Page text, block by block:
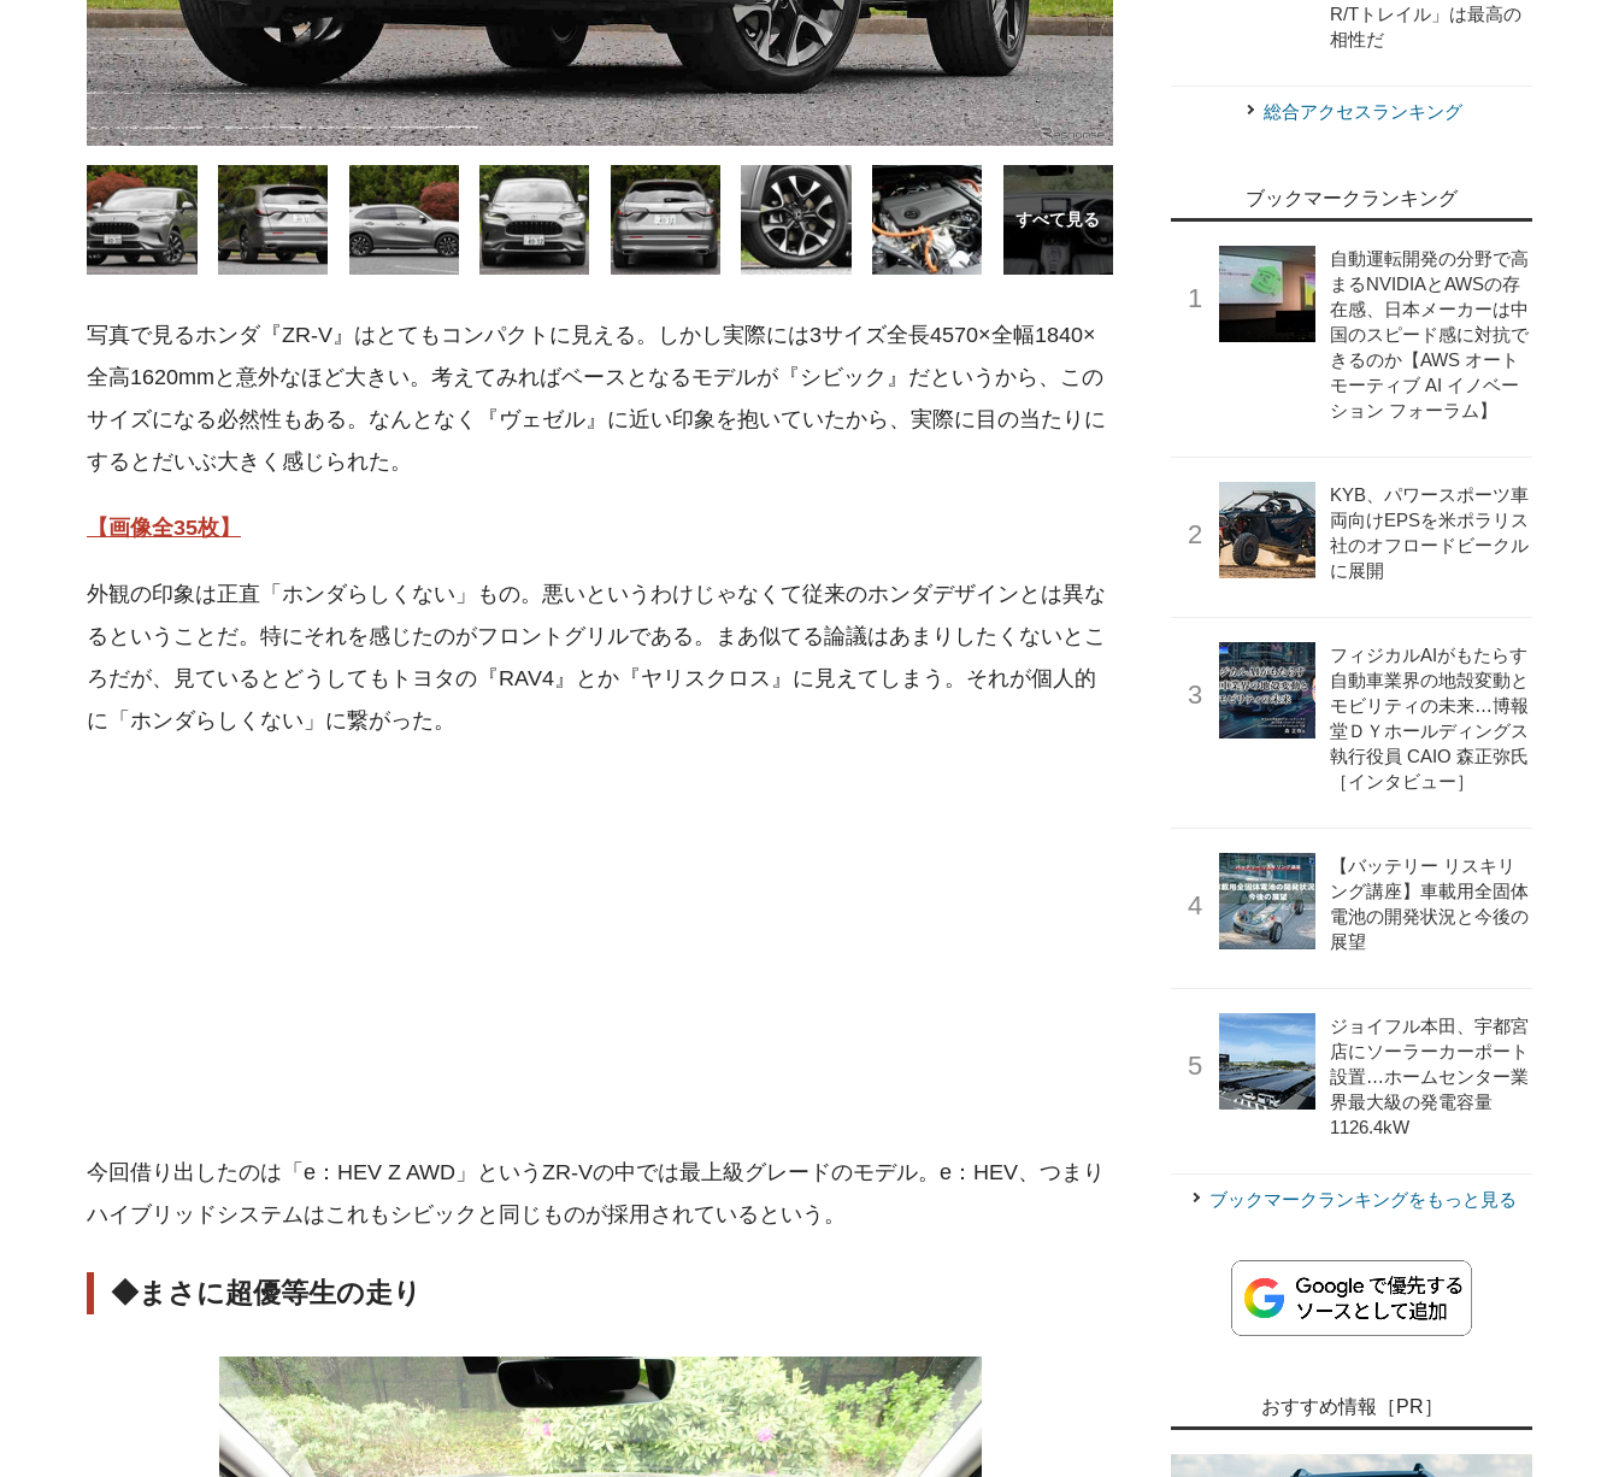
写真で見るホンダ『ZR-V』はとてもコンパクトに見える。しかし実際には3サイズ全長4570×全幅1840×
全高1620mmと意外なほど大きい。考えてみればベースとなるモデルが『シビック』だというから、この
サイズになる必然性もある。なんとなく『ヴェゼル』に近い印象を抱いていたから、実際に目の当たりに
するとだいぶ大きく感じられた。
【画像全35枚】
外観の印象は正直「ホンダらしくない」もの。悪いというわけじゃなくて従来のホンダデザインとは異な
るということだ。特にそれを感じたのがフロントグリルである。まあ似てる論議はあまりしたくないとこ
ろだが、見ているとどうしてもトヨタの『RAV4』とか『ヤリスクロス』に見えてしまう。それが個人的
に「ホンダらしくない」に繋がった。
今回借り出したのは「e：HEV Z AWD」というZR-Vの中では最上級グレードのモデル。e：HEV、つまり
ハイブリッドシステムはこれもシビックと同じものが採用されているという。
◆まさに超優等生の走り
R/Tトレイル」は最高の
相性だ
総合アクセスランキング
ブックマークランキング
自動運転開発の分野で高
まるNVIDIAとAWSの存
在感、日本メーカーは中
国のスピード感に対抗で
きるのか【AWS オート
モーティブ AI イノベー
ション フォーラム】
KYB、パワースポーツ車
両向けEPSを米ポラリス
社のオフロードビークル
に展開
フィジカルAIがもたらす
自動車業界の地殻変動と
モビリティの未来…博報
堂ＤＹホールディングス
執行役員 CAIO 森正弥氏
［インタビュー］
【バッテリー リスキリ
ング講座】車載用全固体
電池の開発状況と今後の
展望
ジョイフル本田、宇都宮
店にソーラーカーポート
設置…ホームセンター業
界最大級の発電容量
1126.4kW
ブックマークランキングをもっと見る
おすすめ情報［PR］